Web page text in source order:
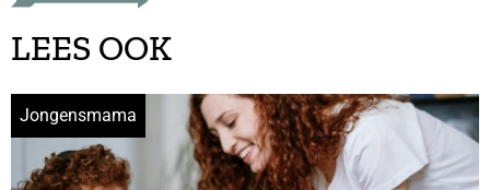
LEES OOK
Jongensmama